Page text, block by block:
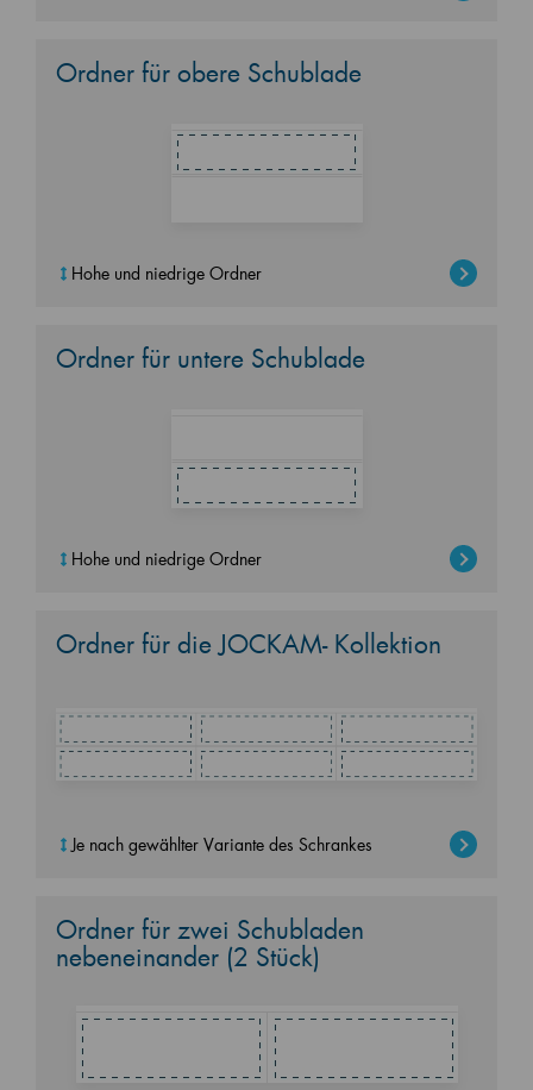
Ordner für obere Schublade
Hohe und niedrige Ordner
Ordner für untere Schublade
Hohe und niedrige Ordner
Ordner für die JOCKAM- Kollektion
Je nach gewählter Variante des Schrankes
Ordner für zwei Schubladen
nebeneinander (2 Stück)